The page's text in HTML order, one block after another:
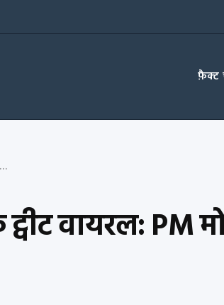
संबित पात्रा के नाम से फ़ेक ट्वीट वायरल: PM मोदी की तुलना टर्किश योद्धा एर्तुग्रुल से
वायरल: PM